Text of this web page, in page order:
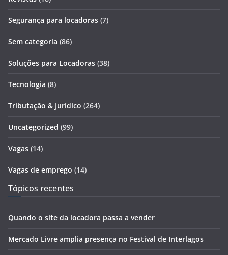
Segurança para locadoras (7)
Sem categoria (86)
Soluções para Locadoras (38)
Tecnologia (8)
Tributação & Jurídico (264)
Uncategorized (99)
Vagas (14)
Vagas de emprego (14)
Tópicos recentes
Quando o site da locadora passa a vender
Mercado Livre amplia presença no Festival de Interlagos